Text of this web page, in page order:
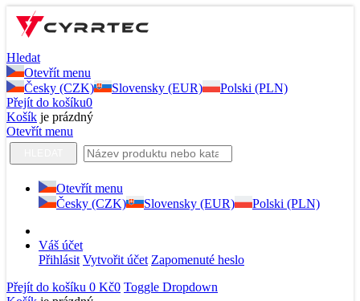
Hledat
Otevřít menu
Česky (CZK)
Slovensky (EUR)
Polski (PLN)
Přejít do košíku0
Košík je prázdný
Otevřít menu
Otevřít menu
Česky (CZK)
Slovensky (EUR) Polski (PLN)
Váš účet
Přihlásit Vytvořit účet Zapomenuté heslo
Přejít do košíku 0 Kč0 Toggle Dropdown